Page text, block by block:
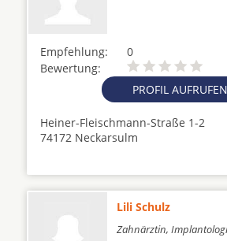
Empfehlung:
0
Bewertung:
PROFIL AUFRUFEN
Heiner-Fleischmann-Straße 1-2
74172 Neckarsulm
Lili Schulz
Zahnärztin,